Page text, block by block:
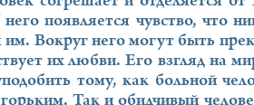
появляется чувство, что
им. Вокруг него могут быть
их любви. Его взгляд на
тому, как больной
Так и обидчивый